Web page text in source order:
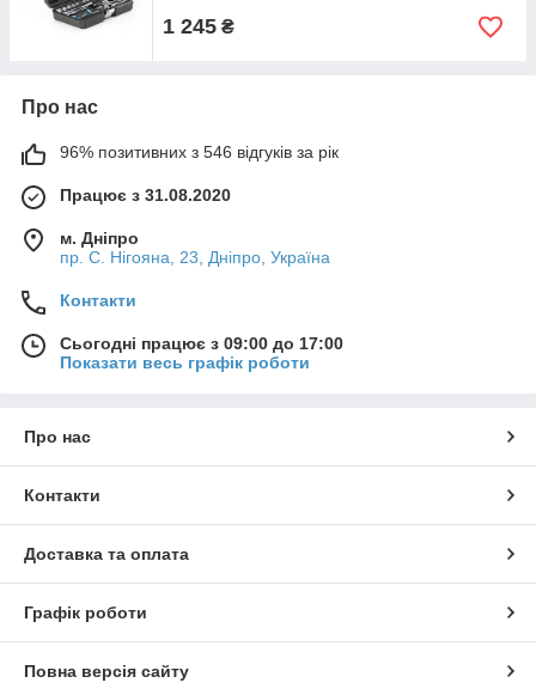
1 245 ₴
Про нас
96% позитивних з 546 відгуків за рік
Працює з 31.08.2020
м. Дніпро
пр. С. Нігояна, 23, Дніпро, Україна
Контакти
Сьогодні працює з 09:00 до 17:00
Показати весь графік роботи
Про нас
Контакти
Доставка та оплата
Графік роботи
Повна версія сайту